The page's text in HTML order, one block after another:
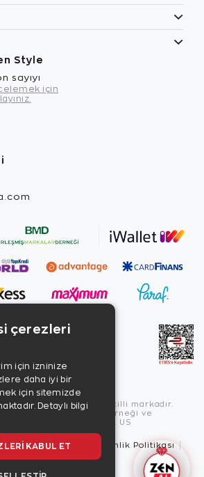
Style
sayıyı
için
2026, Zen Diamond tescilli markadır.
Birleşmiş Markalar Derneği ve
Programı üyesidir. US
Gizlilik İlkeleri
Güvenlik Politikası
Çerez Politikası
çerezleri
için izninize
daha iyi bir
için sitemizde
Detaylı bilgi
KABUL ET